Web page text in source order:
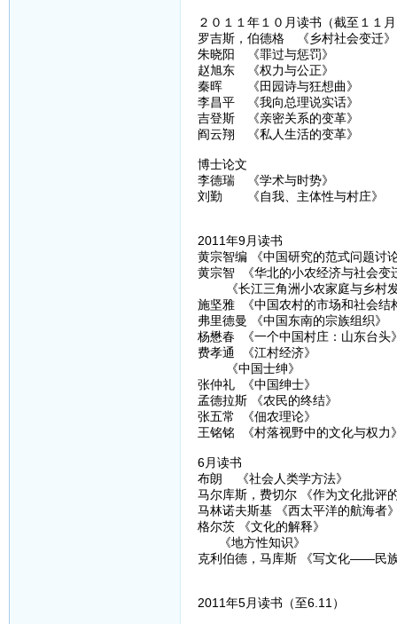
２０１１年１０月读书（截至１１
罗吉斯，伯德格 《乡村社会变迁》
朱晓阳 《罪过与惩罚》
赵旭东 《权力与公正》
秦晖 《田园诗与狂想曲》
李昌平 《我向总理说实话》
吉登斯 《亲密关系的变革》
阎云翔 《私人生活的变革》
博士论文
李德瑞 《学术与时势》
刘勤 《自我、主体性与村庄》
2011年9月读书
黄宗智编 《中国研究的范式问题讨
黄宗智 《华北的小农经济与社会变
《长江三角洲小农家庭与乡村
施坚雅 《中国农村的市场和社会结
弗里德曼 《中国东南的宗族组织》
杨懋春 《一个中国村庄：山东台头
费孝通 《江村经济》
《中国士绅》
张仲礼 《中国绅士》
孟德拉斯 《农民的终结》
张五常 《佃农理论》
王铭铭 《村落视野中的文化与权力
6月读书
布朗 《社会人类学方法》
马尔库斯，费切尔 《作为文化批
马林诺夫斯基 《西太平洋的航海者
格尔茨 《文化的解释》
《地方性知识》
克利伯德，马库斯 《写文化——民
2011年5月读书（至6.11）